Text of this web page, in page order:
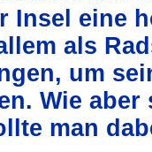
Insel eine
als
um
Wie
man